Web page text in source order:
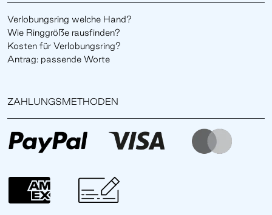
Verlobungsring welche Hand?
Wie Ringgröße rausfinden?
Kosten für Verlobungsring?
Antrag: passende Worte
ZAHLUNGSMETHODEN